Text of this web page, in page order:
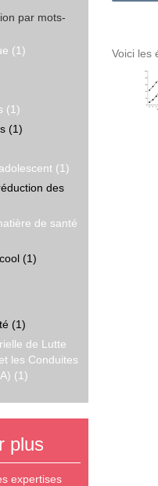
par mots-
(1)
(1)
(1)
(1)
des
de santé
(1)
(1)
de Lutte
les Conduites
(1)
plus
expertises
Voici les